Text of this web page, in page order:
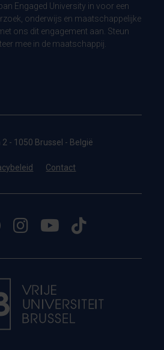
Engaged University in voor een
onderwijs en maatschappelijke
ons dit engagement aan. Steun
mee in de maatschappij.
2 - 1050 Brussel - België
Contact